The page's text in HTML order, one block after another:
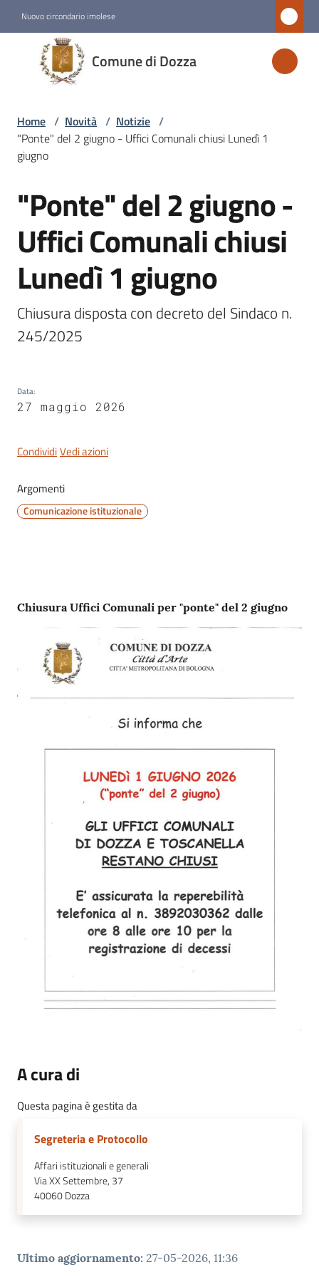
Nuovo circondario imolese
Comune di Dozza
Comune
di
Dozza
Amministrazione
Novità
Menu selezionato
Servizi
Vivere
Dozza
Servizi
on-
gli
argomenti
Home / Novità / Notizie /
"Ponte" del 2 giugno - Uffici Comunali chiusi Lunedì 1
giugno
Salta al contenuto
"Ponte" del 2 giugno -
Uffici Comunali chiusi
Lunedì 1 giugno
Chiusura disposta con decreto del Sindaco n.
245/2025
Data:
27 maggio 2026
CondividiVedi azioni
Argomenti
Comunicazione istituzionale
Contenuto
Chiusura Uffici Comunali per "ponte" del 2 giugno
A cura di
Questa pagina è gestita da
Segreteria e Protocollo
Affari istituzionali e generali
Via XX Settembre, 37
40060Dozza
Ultimo aggiornamento: 27-05-2026, 11:36